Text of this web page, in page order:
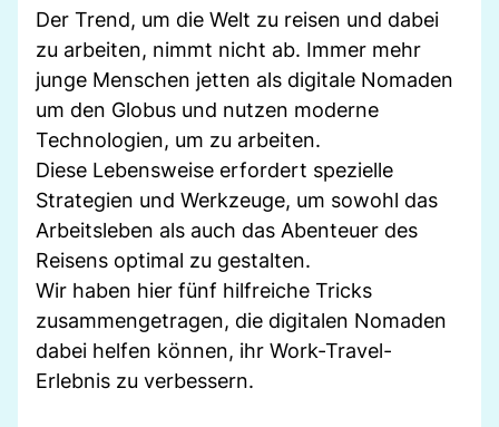
Der Trend, um die Welt zu reisen und dabei
zu arbeiten, nimmt nicht ab. Immer mehr
junge Menschen jetten als digitale Nomaden
um den Globus und nutzen moderne
Technologien, um zu arbeiten.
Diese Lebensweise erfordert spezielle
Strategien und Werkzeuge, um sowohl das
Arbeitsleben als auch das Abenteuer des
Reisens optimal zu gestalten.
Wir haben hier fünf hilfreiche Tricks
zusammengetragen, die digitalen Nomaden
dabei helfen können, ihr Work-Travel-
Erlebnis zu verbessern.